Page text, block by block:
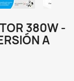
380W -
A